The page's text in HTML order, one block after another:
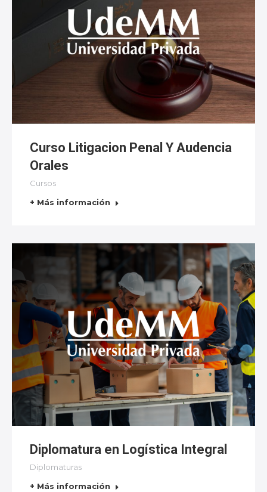
Curso Litigacion Penal Y Audencia
Orales
Cursos
+ Más información
Diplomatura en Logística Integral
Diplomaturas
+ Más información